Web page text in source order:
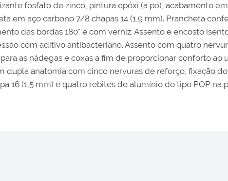
fosfato de zinco, pintura epóxi (a pó), acabamento
em aço carbono 7/8 chapas 14 (1,9 mm). Prancheta
das bordas 180° e com verniz. Assento e encosto
com aditivo antibacteriano. Assento com quatro
as nádegas e coxas a fim de proporcionar conforto ao
dupla anatomia com cinco nervuras de reforço, fixação
16 (1,5 mm) e quatro rebites de alumínio do tipo POP na